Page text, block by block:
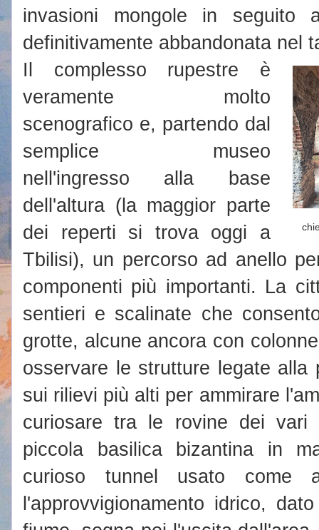
invasioni mongole in
definitivamente abbandonata nel
Il complesso rupestre è
veramente molto
scenografico e, partendo dal
semplice museo
nell'ingresso alla base
dell'altura (la maggior parte
dei reperti si trova oggi a
Tbilisi), un percorso ad anello
componenti più importanti. La
sentieri e scalinate che
grotte, alcune ancora con
osservare le strutture legate alla
sui rilievi più alti per ammirare
curiosare tra le rovine dei vari
piccola basilica bizantina in
curioso tunnel usato come
l'approvvigionamento idrico,